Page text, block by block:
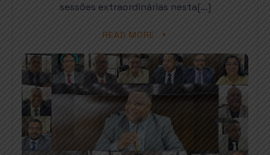
sessões extraordinárias nesta[…]
READ MORE